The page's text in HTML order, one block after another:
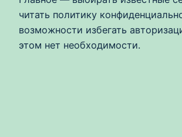
читать политику
возможности избегать
этом нет необходимости.